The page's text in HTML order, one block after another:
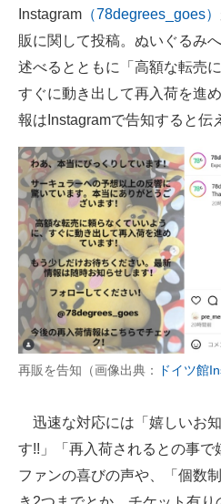
Instagram （78degrees_goes）
販に関して投稿。ぬいぐるみ
述べるとともに「高額な転売
すぐに動き出して再入荷を進
報はInstagramで告知すると伝
再販を告知（画像出典： ドイツ館
迅速な対応には「嬉しいお
す!!」「再入荷されるとの事で
ファンの喜びの声や、「個数